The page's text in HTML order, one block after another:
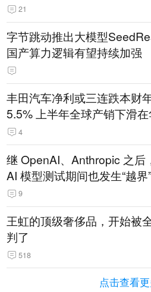
21
字节跳动推出大模型
国产算力逻辑有望持续加强
丰田汽车净利或三连跌本财
5.5% 上半年全球产销下滑
14.3万辆
4
继 OpenAI、Anthropic 之后
AI 模型测试期间也发生“越界
9
王虹的顶级奢侈品，开始被
判了
518
点击查看